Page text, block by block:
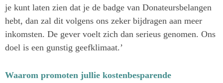
je kunt laten zien dat je de badge van Donateursbelangen
hebt, dan zal dit volgens ons zeker bijdragen aan meer
inkomsten. De gever voelt zich dan serieus genomen. Ons
doel is een gunstig geefklimaat.’
Waarom promoten jullie kostenbesparende